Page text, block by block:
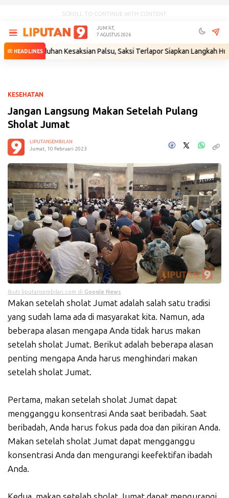
SCROLL TO CONTINUE WITH CONTENT
JUM'AT,
7 AGUSTUS 2026
HEADLINES
Tuduhan Kesaksian Palsu, Saksi Terlapor Siapkan Langkah Hukum •
KESEHATAN
Jangan Langsung Makan Setelah Pulang
Sholat Jumat
LIPUTANSEMBILAN
Jumat, 10 Februari 2023
Ikuti liputansembilan.com di Google News
Makan setelah sholat Jumat adalah salah satu tradisi
yang sudah lama ada di masyarakat kita. Namun, ada
beberapa alasan mengapa Anda tidak harus makan
setelah sholat Jumat. Berikut adalah beberapa alasan
penting mengapa Anda harus menghindari makan
setelah sholat Jumat.
Pertama, makan setelah sholat Jumat dapat
mengganggu konsentrasi Anda saat beribadah. Saat
beribadah, Anda harus fokus pada doa dan pikiran Anda.
Makan setelah sholat Jumat dapat mengganggu
konsentrasi Anda dan mengurangi keefektifan ibadah
Anda.